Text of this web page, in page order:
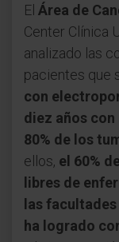
El Área de
Center Clínica
analizado las
pacientes que
con
diez años
80% de los
ellos, el 60%
libres de
las facultades
ha logrado